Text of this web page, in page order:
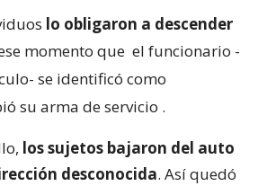
lo obligaron a descender
momento que el funcionario -
se identificó como
su arma de servicio .
los sujetos bajaron del auto
desconocida. Así quedó